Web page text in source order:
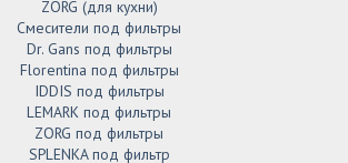
ZORG (для кухни)
Смесители под фильтры
Dr. Gans под фильтры
Florentina под фильтры
IDDIS под фильтры
LEMARK под фильтры
ZORG под фильтры
SPLENKA под фильтр